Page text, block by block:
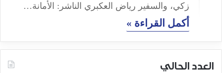
زكي، والسفير رياض العكبري الناشر: الأمانة…
أكمل القراءة »
العدد الحالي